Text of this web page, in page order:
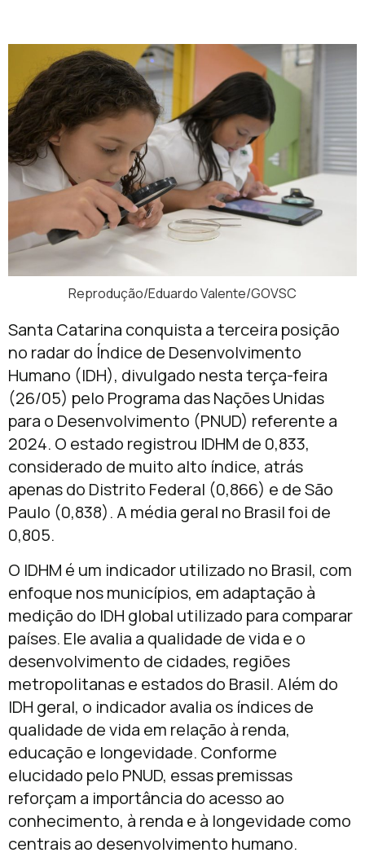
Reprodução/Eduardo Valente/GOVSC
Santa Catarina conquista a terceira posição
no radar do Índice de Desenvolvimento
Humano (IDH), divulgado nesta terça-feira
(26/05) pelo Programa das Nações Unidas
para o Desenvolvimento (PNUD) referente a
2024. O estado registrou IDHM de 0,833,
considerado de muito alto índice, atrás
apenas do Distrito Federal (0,866) e de São
Paulo (0,838). A média geral no Brasil foi de
0,805.
O IDHM é um indicador utilizado no Brasil, com
enfoque nos municípios, em adaptação à
medição do IDH global utilizado para comparar
países. Ele avalia a qualidade de vida e o
desenvolvimento de cidades, regiões
metropolitanas e estados do Brasil. Além do
IDH geral, o indicador avalia os índices de
qualidade de vida em relação à renda,
educação e longevidade. Conforme
elucidado pelo PNUD, essas premissas
reforçam a importância do acesso ao
conhecimento, à renda e à longevidade como
centrais ao desenvolvimento humano.